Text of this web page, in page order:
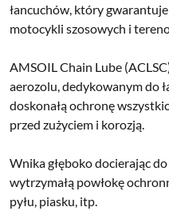
łancuchów, który
motocykli szosowych i
AMSOIL Chain Lube
aerozolu, dedykowanym do
doskonałą ochronę
przed zużyciem i korozją.
Wnika głęboko docierając
wytrzymałą powłokę
pyłu, piasku, itp.